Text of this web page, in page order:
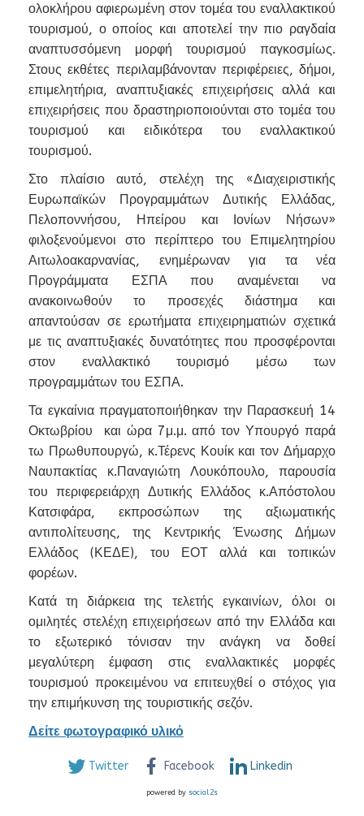
ολοκλήρου αφιερωμένη στον τομέα του εναλλακτικού
τουρισμού, ο οποίος και αποτελεί την πιο ραγδαία
αναπτυσσόμενη μορφή τουρισμού παγκοσμίως.
Στους εκθέτες περιλαμβάνονταν περιφέρειες, δήμοι,
επιμελητήρια, αναπτυξιακές επιχειρήσεις αλλά και
επιχειρήσεις που δραστηριοποιούνται στο τομέα του
τουρισμού και ειδικότερα του εναλλακτικού
τουρισμού.
Στο πλαίσιο αυτό, στελέχη της «Διαχειριστικής
Ευρωπαϊκών Προγραμμάτων Δυτικής Ελλάδας,
Πελοποννήσου, Ηπείρου και Ιονίων Νήσων»
φιλοξενούμενοι στο περίπτερο του Επιμελητηρίου
Αιτωλοακαρνανίας, ενημέρωναν για τα νέα
Προγράμματα ΕΣΠΑ που αναμένεται να
ανακοινωθούν το προσεχές διάστημα και
απαντούσαν σε ερωτήματα επιχειρηματιών σχετικά
με τις αναπτυξιακές δυνατότητες που προσφέρονται
στον εναλλακτικό τουρισμό μέσω των
προγραμμάτων του ΕΣΠΑ.
Τα εγκαίνια πραγματοποιήθηκαν την Παρασκευή 14
Οκτωβρίου και ώρα 7μ.μ. από τον Υπουργό παρά
τω Πρωθυπουργώ, κ.Τέρενς Κουίκ και τον Δήμαρχο
Ναυπακτίας κ.Παναγιώτη Λουκόπουλο, παρουσία
του περιφερειάρχη Δυτικής Ελλάδος κ.Απόστολου
Κατσιφάρα, εκπροσώπων της αξιωματικής
αντιπολίτευσης, της Κεντρικής Ένωσης Δήμων
Ελλάδος (ΚΕΔΕ), του ΕΟΤ αλλά και τοπικών
φορέων.
Κατά τη διάρκεια της τελετής εγκαινίων, όλοι οι
ομιλητές στελέχη επιχειρήσεων από την Ελλάδα και
το εξωτερικό τόνισαν την ανάγκη να δοθεί
μεγαλύτερη έμφαση στις εναλλακτικές μορφές
τουρισμού προκειμένου να επιτευχθεί ο στόχος για
την επιμήκυνση της τουριστικής σεζόν.
Δείτε φωτογραφικό υλικό
Twitter Facebook Linkedin
powered by social2s